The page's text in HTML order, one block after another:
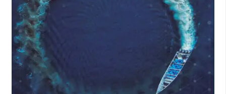
Fiscalía de Chile (2022). VII Informe Anual Observatorio del
Narcotráfico. Recuperado de
http://www.fiscaliadechile.cl/Documents/
InSight Crime (2021). Chile recibe drogas sintéticas de
traficantes de MDMA belgas y holandeses. Recuperado de